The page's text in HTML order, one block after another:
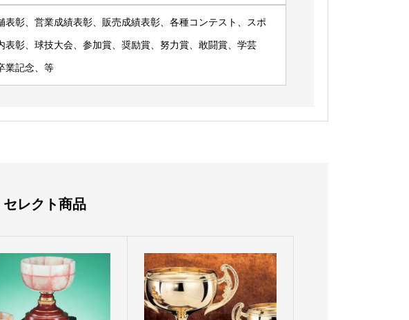
表彰、営業成績表彰、販売成績表彰、各種コンテスト、スポ
表彰、球技大会、参加賞、奨励賞、努力賞、敢闘賞、学芸
業記念、等
セレクト商品